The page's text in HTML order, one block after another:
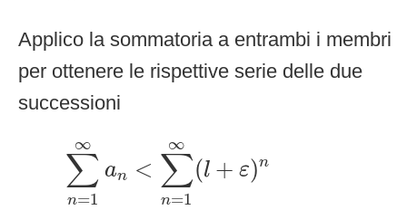
Applico la sommatoria a entrambi i membri
per ottenere le rispettive serie delle due
successioni
∞
∑
n=1
an <
∞
∑
n=1
(l + ε)n
∑n <∑